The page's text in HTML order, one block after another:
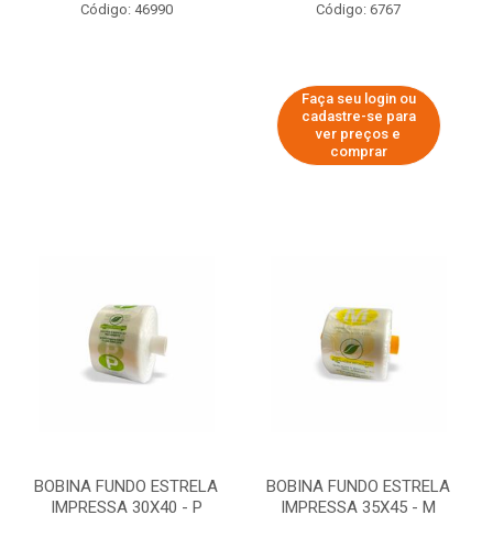
Código: 46990 Código: 6767
Faça seu login ou
cadastre-se para
ver preços e
comprar
BOBINA FUNDO ESTRELA
IMPRESSA 30X40 - P
BOBINA FUNDO ESTRELA
IMPRESSA 35X45 - M